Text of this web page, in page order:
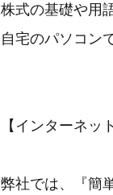
株式の基礎や用
自宅のパソコン
【インターネッ
弊社では、『簡